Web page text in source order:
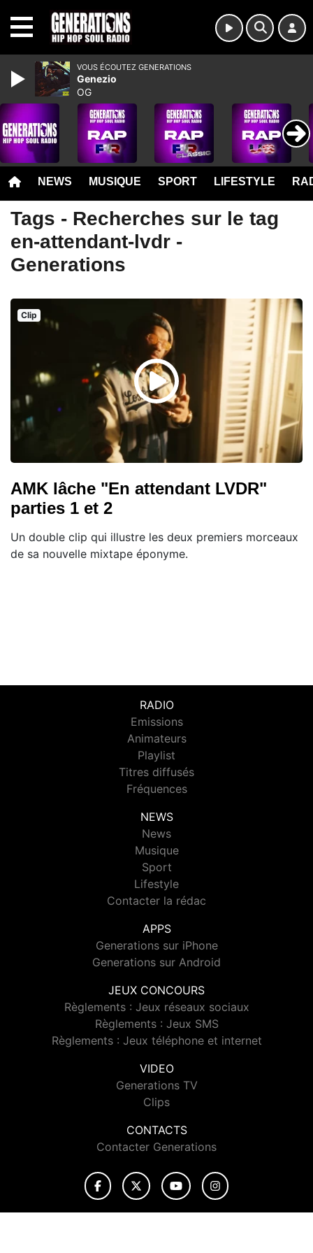
NEWS MUSIQUE SPORT LIFESTYLE
Tags - Recherches sur le tag
en-attendant-lvdr -
Generations
Clip
AMK lâche "En attendant LVDR"
parties 1 et 2
Un double clip qui illustre les deux premiers morceaux
de sa nouvelle mixtape éponyme.
RADIO
Emissions
Animateurs
Playlist
Titres diffusés
Fréquences
NEWS
News
Musique
Sport
Lifestyle
Contacter la rédac
APPS
Generations sur iPhone
Generations sur Android
JEUX CONCOURS
Règlements : Jeux réseaux sociaux
Règlements : Jeux SMS
Règlements : Jeux téléphone et internet
VIDEO
Generations TV
Clips
CONTACTS
Contacter Generations
VOUS ÉCOUTEZ GENERATIONS
Genezio
OG